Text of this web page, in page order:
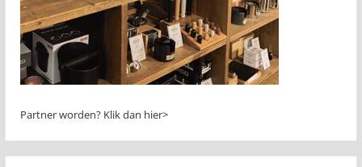
Partner worden? Klik dan hier>